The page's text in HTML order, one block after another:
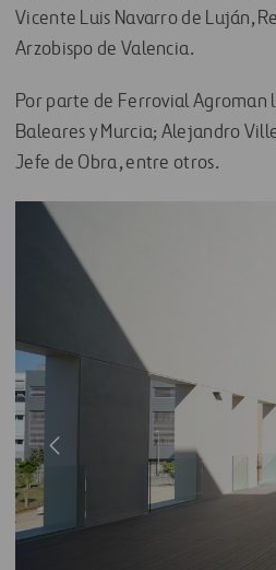
Vicente Luis Navarro de Luján,
Arzobispo de Valencia.
Por parte de Ferrovial Agroman
Baleares y Murcia; Alejandro
Jefe de Obra, entre otros.